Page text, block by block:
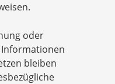
oder
bleiben